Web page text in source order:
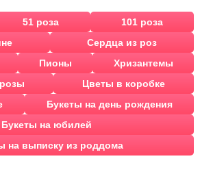
51 роза
101 роза
Сердца из роз
Пионы
Хризантемы
Цветы в коробке
Букеты на день рождения
Букеты на юбилей
на выписку из роддома